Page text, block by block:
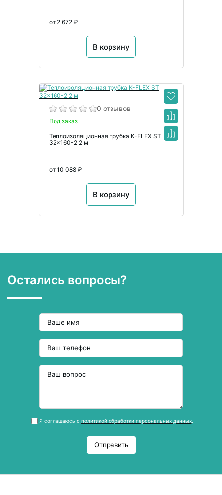
от 2 672 ₽
В корзину
0 отзывов
Под заказ
Теплоизоляционная трубка K-FLEX ST
32x160-2 2 м
от 10 088 ₽
В корзину
Остались вопросы?
Я соглашаюсь с политикой обработки персональных данных.
Отправить